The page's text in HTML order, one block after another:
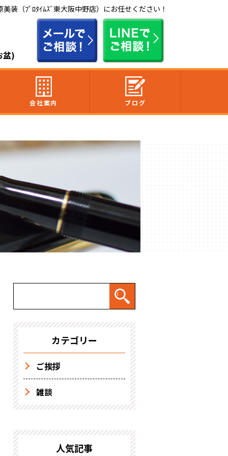
装（ﾌﾟﾛﾀｲﾑｽﾞ東大阪中野店）にお任せください！
盆)
会社案内 ブログ
カテゴリー
ご挨拶
雑談
人気記事